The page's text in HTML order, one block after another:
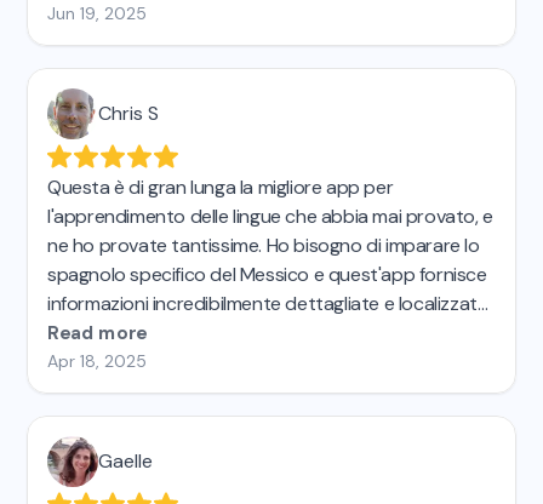
mio italiano più elementare. Ho insegnato francese
per 27 anni e ho imparato lo spagnolo da
autodidatta negli ultimi anni.Questo è di gran lunga il
miglior strumento per esercitarsi a parlare.
Jun 19, 2025
Chris S
Questa è di gran lunga la migliore app per
l'apprendimento delle lingue che abbia mai provato, e
ne ho provate tantissime. Ho bisogno di imparare lo
spagnolo specifico del Messico e quest'app fornisce
informazioni incredibilmente dettagliate e localizzate
su significati, utilizzo e persino slang. È fantastica e, se
potessi acquistare una licenza a vita, lo farei senza
esitazione.
Read more
Apr 18, 2025
Gaelle